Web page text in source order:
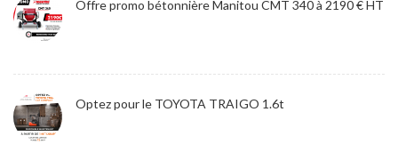
Offre promo bétonnière Manitou CMT 340 à 2190 € HT
Optez pour le TOYOTA TRAIGO 1.6t